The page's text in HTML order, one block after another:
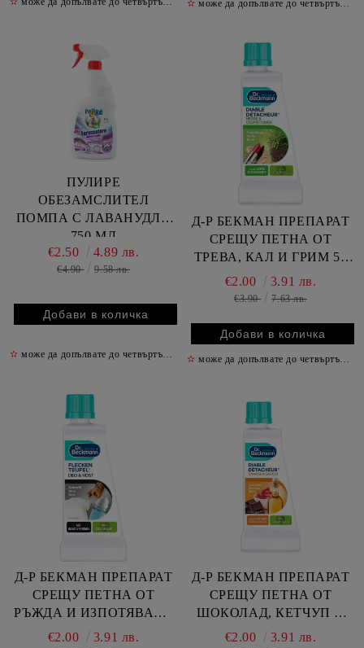
✫ може да допълвате до четвъртък включително
ПУЛИРЕ
ОБЕЗАМСЛИТЕЛ
ПОМПА С ЛАВАНУДЛА
750 МЛ
€2.50
4.89 лв.
€4.90 9.58 лв.
✫ може да допълвате до четвъртък включително
Д-Р БЕКМАН ПРЕПАРАТ
СРЕЩУ ПЕТНА ОТ
ТРЕВА, КАЛ И ГРИМ 50
МЛ
€2.00 3.91 лв.
€3.90 7.63 лв.
✫ може да допълвате до четвъртък включително
Д-Р БЕКМАН ПРЕПАРАТ
СРЕЩУ ПЕТНА ОТ
РЪЖДА И ИЗПОТЯВАНЕ
50 МЛ
€2.00 3.91 лв.
Д-Р БЕКМАН ПРЕПАРАТ
СРЕЩУ ПЕТНА ОТ
ШОКОЛАД, КЕТЧУП И
МАСЛО 50 МЛ
€2.00 3.91 лв.